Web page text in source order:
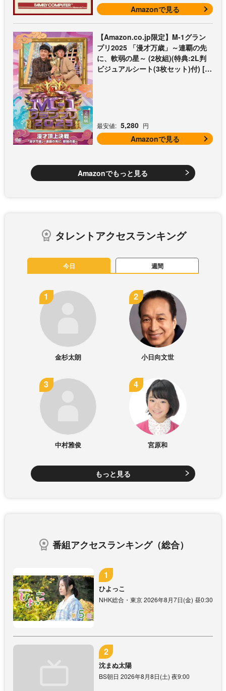
Amazonで見る
【Amazon.co.jp限定】M-1グラン
プリ2025 「漫才万歳」～連覇の先
に、軟弱の星～ (2枚組)(特典:2L判
ビジュアルシート(3枚セット)付) [D
最安値: 5,280 円
Amazonで見る
Amazonでもっと見る
タレントアクセスランキング
今日 週間
金杉太朗 小日向文世
中村雅俊 宮原和
もっと見る
番組アクセスランキング（総合）
ひよっこ
NHK総合・東京 2026年8月7日(金) 昼0:30
沈まぬ太陽
BS朝日 2026年8月8日(土) 夜9:00